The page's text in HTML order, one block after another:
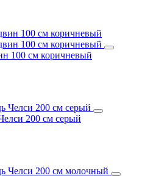
100 см коричневый
200 см серый